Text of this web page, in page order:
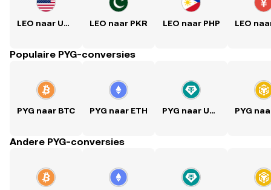
LEO naar USD LEO naar PKR LEO naar PHP
Populaire PYG-conversies
PYG naar BTC PYG naar ETH PYG naar USDT
Andere PYG-conversies